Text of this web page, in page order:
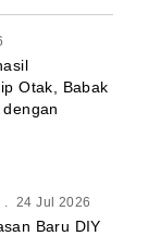
Otak, Babak
24 Jul 2026
Baru DIY